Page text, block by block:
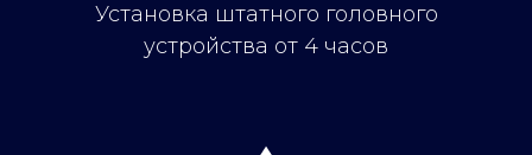
Установка штатного головного
устройства от 4 часов